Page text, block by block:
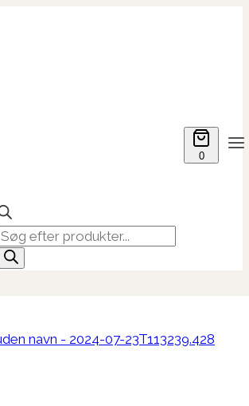
Products
search
0